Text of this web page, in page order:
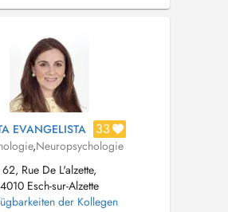
psychologiques ne sont et ne
en charge par la ...
EVANGELISTA 33
,Neuropsychologie
62, Rue De L'alzette,
4010 Esch-sur-Alzette
der Kollegen